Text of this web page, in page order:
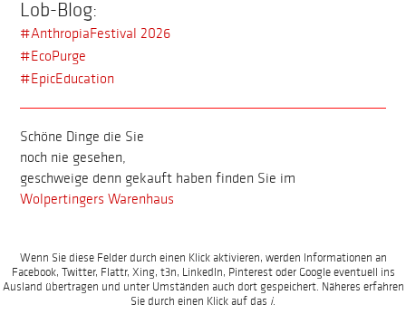
Lob-Blog:
#AnthropiaFestival 2026
#EcoPurge
#EpicEducation
Schöne Dinge die Sie
noch nie gesehen,
geschweige denn gekauft haben finden Sie im
Wolpertingers Warenhaus
Wenn Sie diese Felder durch einen Klick aktivieren, werden Informationen an
Facebook, Twitter, Flattr, Xing, t3n, LinkedIn, Pinterest oder Google eventuell ins
Ausland übertragen und unter Umständen auch dort gespeichert. Näheres erfahren
Sie durch einen Klick auf das i.